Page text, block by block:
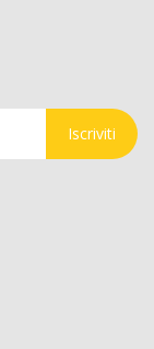
Iscriviti